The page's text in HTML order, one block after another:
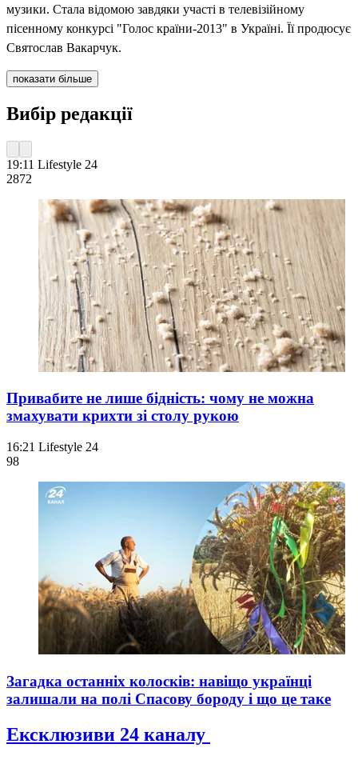
музики. Стала відомою завдяки участі в телевізійному
пісенному конкурсі "Голос країни-2013" в Україні. Її продюсує
Святослав Вакарчук.
показати більше
Вибір редакції
19:11 Lifestyle 24
2872
Привабите не лише бідність: чому не можна
змахувати крихти зі столу рукою
16:21 Lifestyle 24
98
Загадка останніх колосків: навіщо українці
залишали на полі Спасову бороду і що це таке
Ексклюзиви 24 каналу